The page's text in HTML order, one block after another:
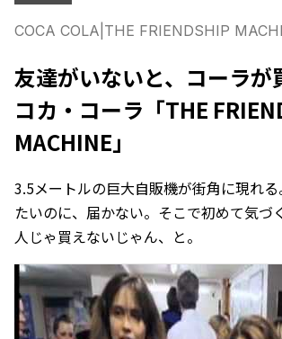
COCA COLA THE FRIENDSHIP
友達がいないと、コーラが
コカ・コーラ「THE
MACHINE」
3.5メートルの巨大自販機が街角に現れ
たいのに、届かない。そこで初めて気づ
人じゃ買えないじゃん、と。